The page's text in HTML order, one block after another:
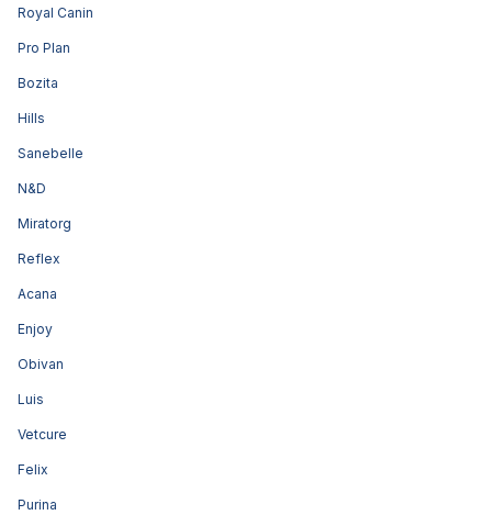
Royal Canin
Pro Plan
Bozita
Hills
Sanebelle
N&D
Miratorg
Reflex
Acana
Enjoy
Obivan
Luis
Vetcure
Felix
Purina